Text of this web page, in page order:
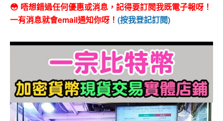
😳 唔想錯過任何優惠或消息，記得要訂閱我既電子報呀！
一有消息就會email通知你呀！ (按我登記訂閱)